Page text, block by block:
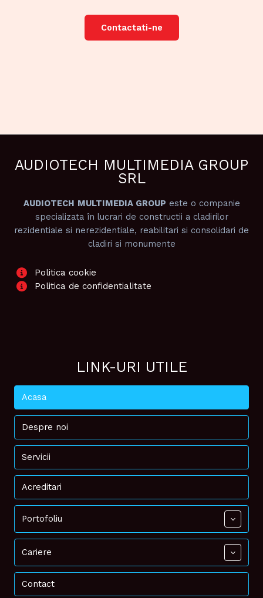
Contactati-ne
AUDIOTECH MULTIMEDIA GROUP
SRL
AUDIOTECH MULTIMEDIA GROUP este o companie
specializata în lucrari de constructii a cladirilor
rezidentiale si nerezidentiale, reabilitari si consolidari de
cladiri si monumente
Politica cookie
Politica de confidentialitate
LINK-URI UTILE
Acasa
Despre noi
Servicii
Acreditari
Portofoliu
Cariere
Contact